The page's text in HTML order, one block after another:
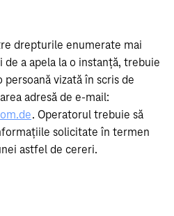
drepturile enumerate mai
a apela la o instanță, trebuie
vizată în scris de
adresă de e-mail:
. Operatorul trebuie să
solicitate în termen
astfel de cereri.